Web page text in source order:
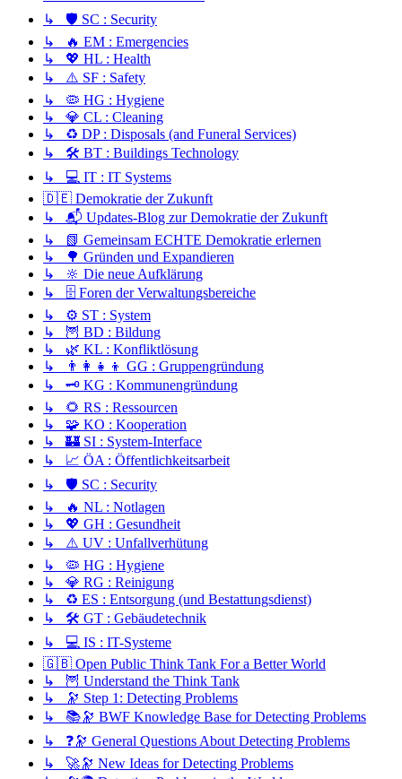
↳ 🛡️ SC : Security
↳ 🔥 EM : Emergencies
↳ 💖 HL : Health
↳ ⚠️ SF : Safety
↳ 🦠 HG : Hygiene
↳ 💎 CL : Cleaning
↳ ♻️ DP : Disposals (and Funeral Services)
↳ 🛠️ BT : Buildings Technology
↳ 💻 IT : IT Systems
🇩🇪 Demokratie der Zukunft
↳ 📬 Updates-Blog zur Demokratie der Zukunft
↳ 📗 Gemeinsam ECHTE Demokratie erlernen
↳ 🌳 Gründen und Expandieren
↳ 🔆 Die neue Aufklärung
↳ 🗄️ Foren der Verwaltungsbereiche
↳ ⚙️ ST : System
↳ 🦉 BD : Bildung
↳ 🌿 KL : Konfliktlösung
↳ 👨‍👩‍👧‍👦 GG : Gruppengründung
↳ 🗝️ KG : Kommunengründung
↳ 🌻 RS : Ressourcen
↳ 🧩 KO : Kooperation
↳ 🏰 SI : System-Interface
↳ 📈 ÖA : Öffentlichkeitsarbeit
↳ 🛡️ SC : Security
↳ 🔥 NL : Notlagen
↳ 💖 GH : Gesundheit
↳ ⚠️ UV : Unfallverhütung
↳ 🦠 HG : Hygiene
↳ 💎 RG : Reinigung
↳ ♻️ ES : Entsorgung (und Bestattungsdienst)
↳ 🛠️ GT : Gebäudetechnik
↳ 💻 IS : IT-Systeme
🇬🇧 Open Public Think Tank For a Better World
↳ 🦉 Understand the Think Tank
↳ 🔭 Step 1: Detecting Problems
↳ 📚🔭 BWF Knowledge Base for Detecting Problems
↳ ❓🔭 General Questions About Detecting Problems
↳ 🚀🔭 New Ideas for Detecting Problems